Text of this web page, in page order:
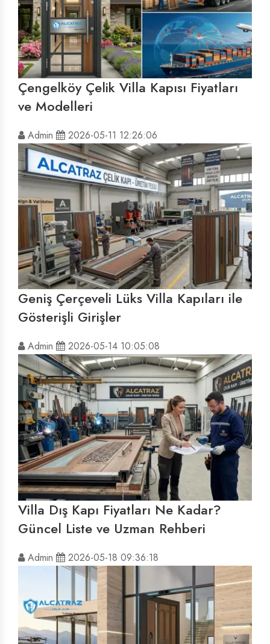
Çengelköy Çelik Villa Kapısı Fiyatları
ve Modelleri
Admin 2026-05-11 12:26:06
Geniş Çerçeveli Lüks Villa Kapıları ile
Gösterişli Girişler
Admin 2026-05-14 10:05:08
Villa Dış Kapı Fiyatları Ne Kadar?
Güncel Liste ve Uzman Rehberi
Admin 2026-05-18 09:36:18